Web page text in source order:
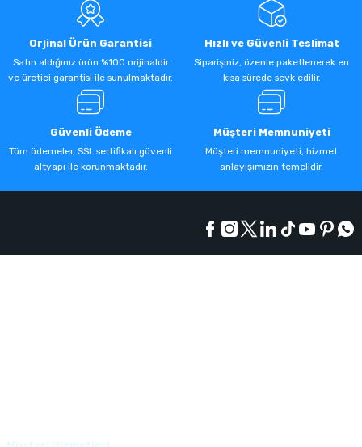
Orjinal Ürün Garantisi
Satın aldığınız ürün %100 orijinaldir
ve üretici garantisi ile sunulmaktadır.
Hızlı ve Güvenli Teslimat
Siparişiniz, özenle paketlenerek en
kısa sürede sevk edilir.
Güvenli Ödeme
Tüm ödemeler, SSL sertifikalı güvenli
altyapı ile korunmaktadır.
Müşteri Memnuniyeti
Müşteri memnuniyeti, hizmet
anlayışımızın temelidir.